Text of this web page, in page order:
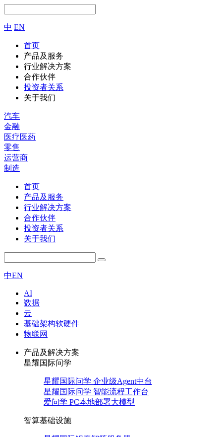
中 EN
首页
产品及服务
行业解决方案
合作伙伴
投资者关系
关于我们
汽车
金融
医疗医药
零售
运营商
制造
首页
产品及服务
行业解决方案
合作伙伴
投资者关系
关于我们
中EN
AI
数据
云
基础架构软硬件
物联网
产品及解决方案
星耀国际问学
星耀国际问学 企业级Agent中台
星耀国际问学 智能流程工作台
爱问学 PC本地部署大模型
智算基础设施